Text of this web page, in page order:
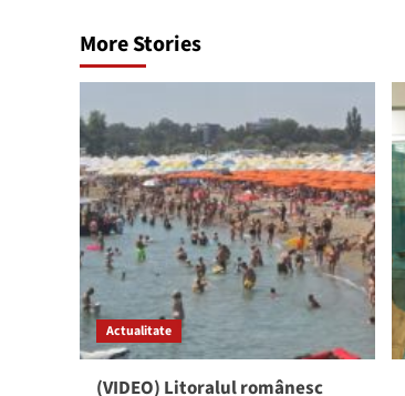
More Stories
Actualitate
(VIDEO) Litoralul românesc